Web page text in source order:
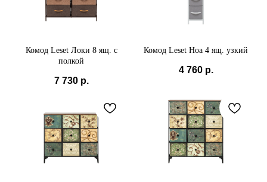
Комод Leset Локи 8 ящ. с
полкой
7 730 р.
Комод Leset Ноа 4 ящ. узкий
4 760 р.
demimebel@bk.ru